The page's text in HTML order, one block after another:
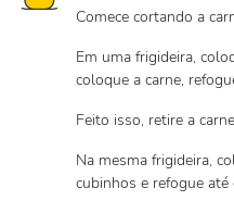
Comece cortando a
Em uma frigideira,
coloque a carne,
Feito isso, retire a
Na mesma frigideira,
cubinhos e refogue até